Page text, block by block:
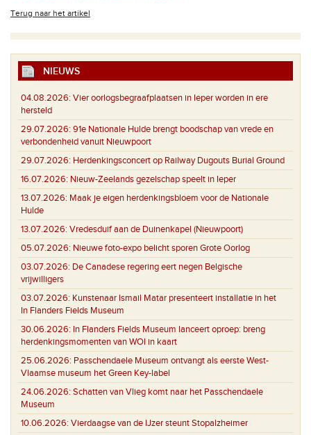
Terug naar het artikel
NIEUWS
04.08.2026: Vier oorlogsbegraafplaatsen in Ieper worden in ere
hersteld
29.07.2026: 91e Nationale Hulde brengt boodschap van vrede en
verbondenheid vanuit Nieuwpoort
29.07.2026: Herdenkingsconcert op Railway Dugouts Burial Ground
16.07.2026: Nieuw-Zeelands gezelschap speelt in Ieper
13.07.2026: Maak je eigen herdenkingsbloem voor de Nationale
Hulde
13.07.2026: Vredesduif aan de Duinenkapel (Nieuwpoort)
05.07.2026: Nieuwe foto-expo belicht sporen Grote Oorlog
03.07.2026: De Canadese regering eert negen Belgische
vrijwilligers
03.07.2026: Kunstenaar Ismail Matar presenteert installatie in het
In Flanders Fields Museum
30.06.2026: In Flanders Fields Museum lanceert oproep: breng
herdenkingsmomenten van WOI in kaart
25.06.2026: Passchendaele Museum ontvangt als eerste West-
Vlaamse museum het Green Key-label
24.06.2026: Schatten van Vlieg komt naar het Passchendaele
Museum
10.06.2026: Vierdaagse van de IJzer steunt Stopalzheimer